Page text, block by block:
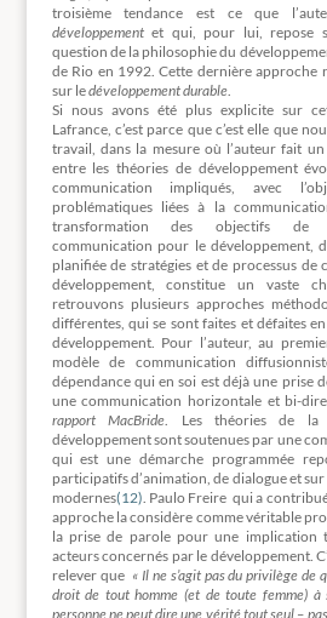
troisième tendance est ce que
développementet qui, pour lui, repose
question de la philosophie du
de Rio en 1992. Cette dernière approche
sur ledéveloppement durable.
Si nous avons été plus explicite sur
Lafrance, c’est parce que c’est elle que
travail, dans la mesure où l’auteur fait
entre les théories de développement
communication impliqués, avec
problématiques liées à la
transformation des objectifs de
communication pour le développement,
planifiée de stratégies et de processus
développement, constitue un vaste
retrouvons plusieurs approches
différentes, qui se sont faites et défaites
développement. Pour l’auteur, au
modèle de communication
dépendance qui en soi est déjà une prise
une communication horizontale et bi-
rapport MacBride . Les théories de la
développement sont soutenues par une
qui est une démarche programmée
participatifs d’animation, de dialogue et
modernes(12) . Paulo Freire qui a
approche la considère comme véritable
la prise de parole pour une implication
acteurs concernés par le développement.
relever que « Il ne s’agit pas du privilège de
droit de tout homme (et de toute femme) à
personne ne peut dire une vérité tout seul –